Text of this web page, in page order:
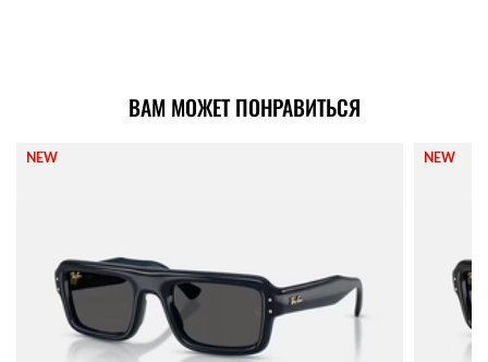
ВАМ МОЖЕТ ПОНРАВИТЬСЯ
NEW NEW